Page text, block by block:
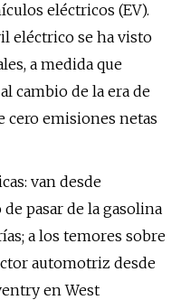
eléctricos (EV).
eléctrico se ha visto
a medida que
cambio de la era de
cero emisiones netas
van desde
pasar de la gasolina
a los temores sobre
automotriz desde
en West